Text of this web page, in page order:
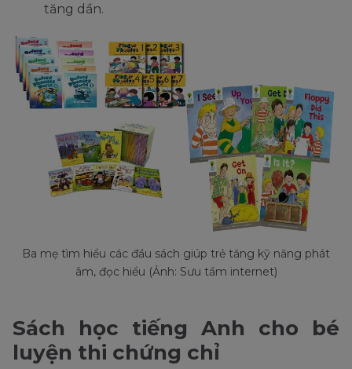
tăng dần.
Ba mẹ tìm hiểu các đầu sách giúp trẻ tăng kỹ năng phát
âm, đọc hiểu (Ảnh: Sưu tầm internet)
Sách học tiếng Anh cho bé
luyện thi chứng chỉ